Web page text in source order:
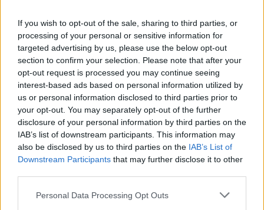
If you wish to opt-out of the sale, sharing to third parties, or
processing of your personal or sensitive information for
targeted advertising by us, please use the below opt-out
section to confirm your selection. Please note that after your
opt-out request is processed you may continue seeing
interest-based ads based on personal information utilized by
us or personal information disclosed to third parties prior to
your opt-out. You may separately opt-out of the further
disclosure of your personal information by third parties on the
IAB’s list of downstream participants. This information may
also be disclosed by us to third parties on the IAB’s List of
Downstream Participants that may further disclose it to other
Please note that this website/app uses one or more Google
Personal Data Processing Opt Outs
Το FIAT 500 Hybrid τώρα
από 18.990 ευρώ
Ατρόμητος και Novibet
συνεχίζουν μαζί: Ανανέωση
της συνεργασίας τους μέχρι
το 2028